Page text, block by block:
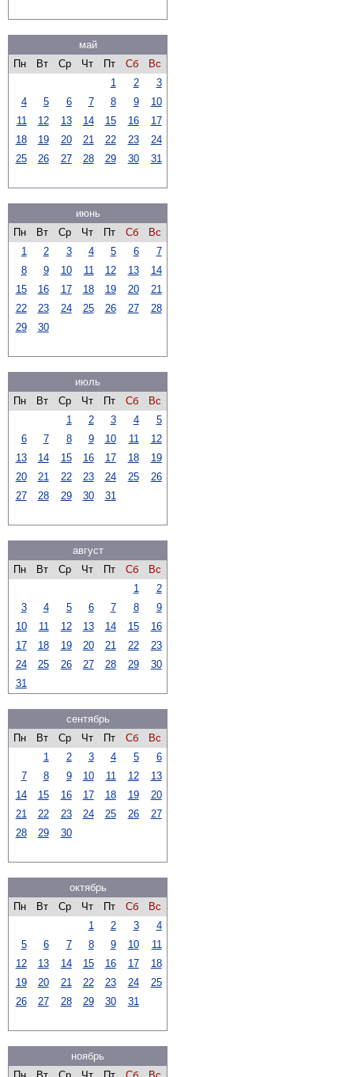
май
Пн
Вт Ср Чт Пт Сб
Вс
1
2
3
4
5 6 7 8 9
10
11
12 13 14 15 16
17
18
19 20 21 22 23
24
25
26 27 28 29 30 31
июнь
Пн
Вт Ср Чт Пт Сб
Вс
1
2 3 4 5 6
7
8
9 10 11 12 13
14
15
16 17 18 19 20
21
22
23 24 25 26 27
28
29
30
июль
Пн
Вт Ср Чт Пт Сб
Вс
1
2 3 4
5
6
7 8 9 10 11
12
13
14 15 16 17 18
19
20
21 22 23 24 25
26
27
28 29 30 31
август
Пн
Вт Ср Чт Пт Сб
Вс
1
2
3
4 5 6 7 8
9
10
11 12 13 14 15
16
17
18 19 20 21 22
23
24
25 26 27 28 29
30
31
сентябрь
Пн
Вт Ср Чт Пт Сб
Вс
1
2 3 4 5
6
7
8 9 10 11 12
13
14
15 16 17 18 19
20
21
22 23 24 25 26
27
28
29 30
октябрь
Пн
Вт Ср Чт Пт Сб
Вс
1
2 3
4
5
6 7 8 9 10
11
12
13 14 15 16 17
18
19
20 21 22 23 24
25
26
27 28 29 30 31
ноябрь